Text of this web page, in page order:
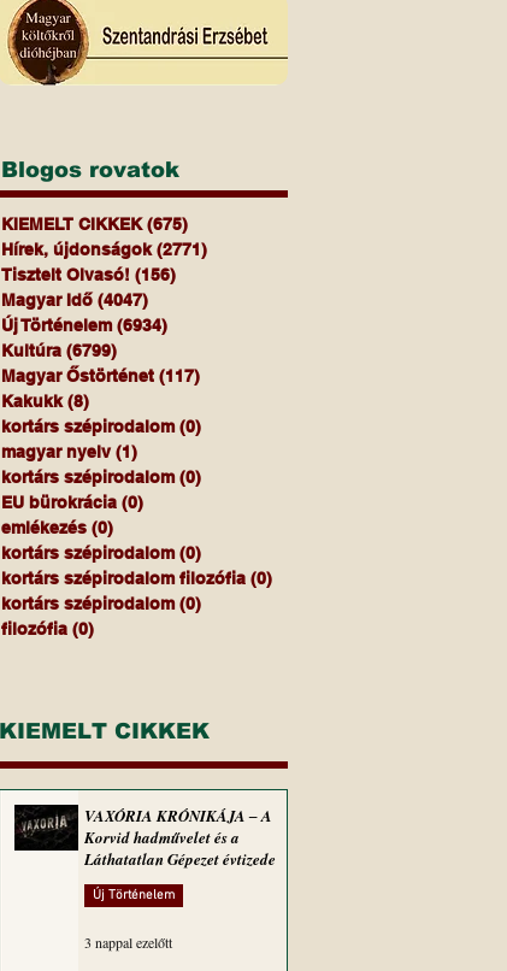
Blogos rovatok
KIEMELT CIKKEK (675)
Hírek, újdonságok (2771)
Tisztelt Olvasó! (156)
Magyar Idő (4047)
Új Történelem (6934)
Kultúra (6799)
Magyar Őstörténet (117)
Kakukk (8)
kortárs szépirodalom (0)
magyar nyelv (1)
kortárs szépirodalom (0)
EU bürokrácia (0)
emlékezés (0)
kortárs szépirodalom (0)
kortárs szépirodalom filozófia (0)
kortárs szépirodalom (0)
filozófia (0)
KIEMELT CIKKEK
VAXÓRIA KRÓNIKÁJA ‒ A
Korvid hadművelet és a
Láthatatlan Gépezet évtizede
Új Történelem
3 nappal ezelőtt